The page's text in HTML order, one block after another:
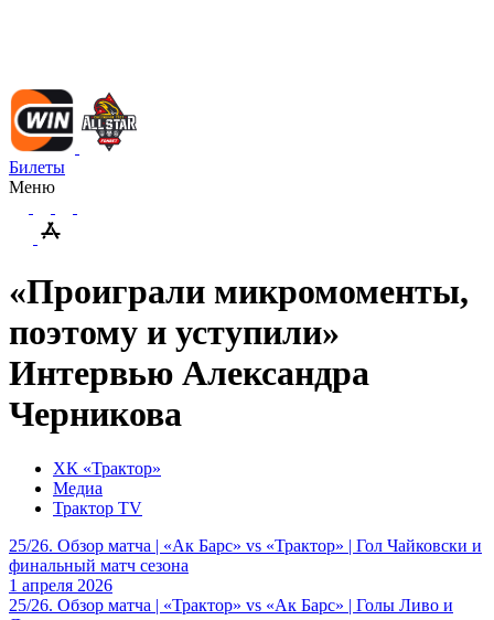
Билеты
Меню
«Проиграли микромоменты,
поэтому и уступили»
Интервью Александра
Черникова
ХК «Трактор»
Медиа
Трактор TV
25/26. Обзор матча | «Ак Барс» vs «Трактор» | Гол Чайковски и
финальный матч сезона
1 апреля 2026
25/26. Обзор матча | «Трактор» vs «Ак Барс» | Голы Ливо и